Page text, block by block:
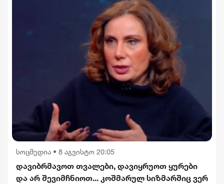
სოცმედია • 8 აგვისტო 20:05
დავიბრმავოთ თვალები, დავიყრუოთ ყურები
და არ შევიმჩნიოთ... კოშმარულ სიზმარშიც ვერ